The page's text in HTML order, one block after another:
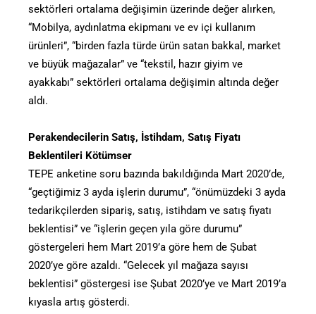
sektörleri ortalama değişimin üzerinde değer alırken,
“Mobilya, aydınlatma ekipmanı ve ev içi kullanım
ürünleri”, “birden fazla türde ürün satan bakkal, market
ve büyük mağazalar” ve “tekstil, hazır giyim ve
ayakkabı” sektörleri ortalama değişimin altında değer
aldı.
Perakendecilerin Satış, İstihdam, Satış Fiyatı
Beklentileri Kötümser
TEPE anketine soru bazında bakıldığında Mart 2020’de,
“geçtiğimiz 3 ayda işlerin durumu”, “önümüzdeki 3 ayda
tedarikçilerden sipariş, satış, istihdam ve satış fiyatı
beklentisi” ve “işlerin geçen yıla göre durumu”
göstergeleri hem Mart 2019’a göre hem de Şubat
2020’ye göre azaldı. “Gelecek yıl mağaza sayısı
beklentisi” göstergesi ise Şubat 2020’ye ve Mart 2019’a
kıyasla artış gösterdi.